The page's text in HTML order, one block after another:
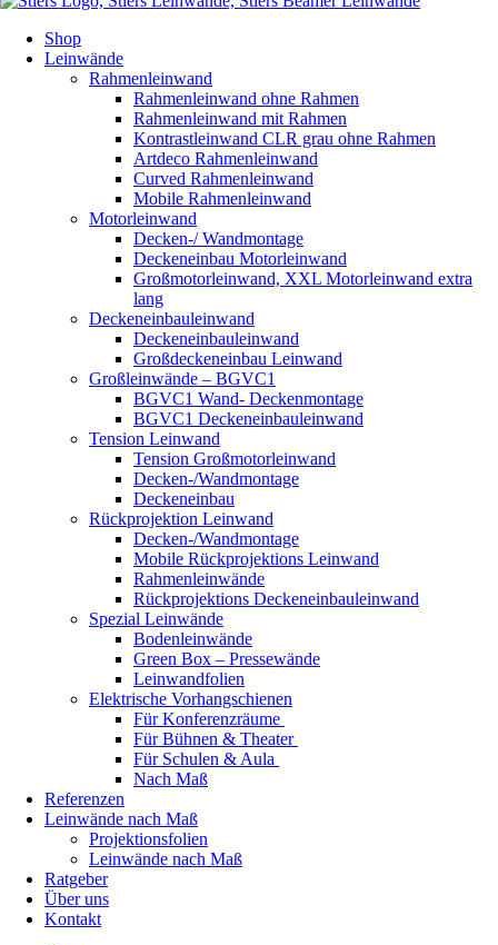
Shop
Leinwände
Rahmenleinwand
Rahmenleinwand ohne Rahmen
Rahmenleinwand mit Rahmen
Kontrastleinwand CLR grau ohne Rahmen
Artdeco Rahmenleinwand
Curved Rahmenleinwand
Mobile Rahmenleinwand
Motorleinwand
Decken-/ Wandmontage
Deckeneinbau Motorleinwand
Großmotorleinwand, XXL Motorleinwand extra
lang
Deckeneinbauleinwand
Deckeneinbauleinwand
Großdeckeneinbau Leinwand
Großleinwände – BGVC1
BGVC1 Wand- Deckenmontage
BGVC1 Deckeneinbauleinwand
Tension Leinwand
Tension Großmotorleinwand
Decken-/Wandmontage
Deckeneinbau
Rückprojektion Leinwand
Decken-/Wandmontage
Mobile Rückprojektions Leinwand
Rahmenleinwände
Rückprojektions Deckeneinbauleinwand
Spezial Leinwände
Bodenleinwände
Green Box – Pressewände
Leinwandfolien
Elektrische Vorhangschienen
Für Konferenzräume
Für Bühnen & Theater
Für Schulen & Aula
Nach Maß
Referenzen
Leinwände nach Maß
Projektionsfolien
Leinwände nach Maß
Ratgeber
Über uns
Kontakt